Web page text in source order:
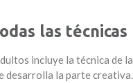
las técnicas
incluye la técnica de
desarrolla la parte